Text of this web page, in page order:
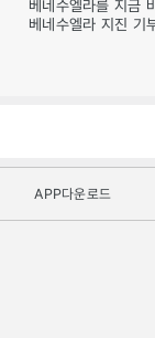
베네수엘라를 지금
베네수엘라 지진 기
APP다운로드